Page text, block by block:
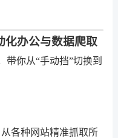
办公与数据爬取
你从“手动挡”切换到
各种网站精准抓取所